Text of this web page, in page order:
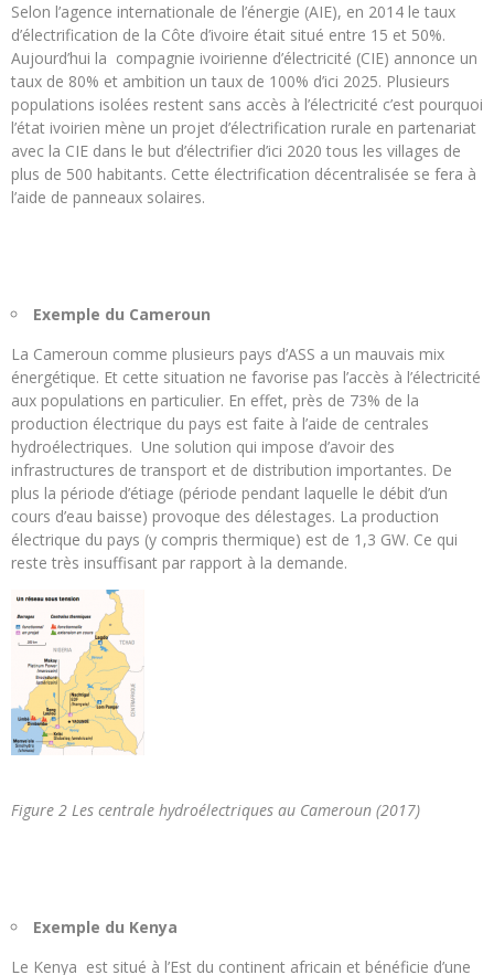
Selon l’agence internationale de l’énergie (AIE), en 2014 le taux
d’électrification de la Côte d’ivoire était situé entre 15 et 50%.
Aujourd’hui la compagnie ivoirienne d’électricité (CIE) annonce un
taux de 80% et ambition un taux de 100% d’ici 2025. Plusieurs
populations isolées restent sans accès à l’électricité c’est pourquoi
l’état ivoirien mène un projet d’électrification rurale en partenariat
avec la CIE dans le but d’électrifier d’ici 2020 tous les villages de
plus de 500 habitants. Cette électrification décentralisée se fera à
l’aide de panneaux solaires.
Exemple du Cameroun
La Cameroun comme plusieurs pays d’ASS a un mauvais mix
énergétique. Et cette situation ne favorise pas l’accès à l’électricité
aux populations en particulier. En effet, près de 73% de la
production électrique du pays est faite à l’aide de centrales
hydroélectriques. Une solution qui impose d’avoir des
infrastructures de transport et de distribution importantes. De
plus la période d’étiage (période pendant laquelle le débit d’un
cours d’eau baisse) provoque des délestages. La production
électrique du pays (y compris thermique) est de 1,3 GW. Ce qui
reste très insuffisant par rapport à la demande.
Figure 2 Les centrale hydroélectriques au Cameroun (2017)
Exemple du Kenya
Le Kenya est situé à l’Est du continent africain et bénéficie d’une